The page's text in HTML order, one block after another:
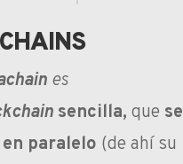
es
sencilla, que se
paralelo (de ahí su